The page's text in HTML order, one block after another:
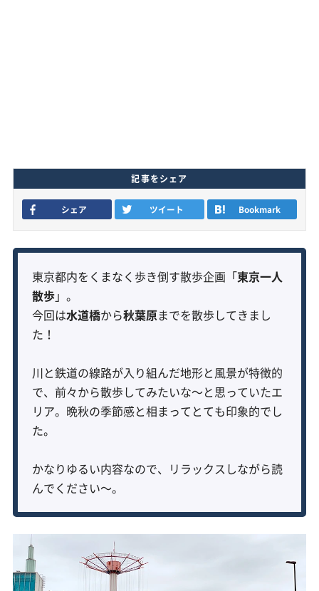
記事をシェア
シェア ツイート Bookmark
東京都内をくまなく歩き倒す散歩企画「東京一人
散歩」。
今回は水道橋から秋葉原までを散歩してきまし
た！
川と鉄道の線路が入り組んだ地形と風景が特徴的
で、前々から散歩してみたいな〜と思っていたエ
リア。晩秋の季節感と相まってとても印象的でし
た。
かなりゆるい内容なので、リラックスしながら読
んでください〜。